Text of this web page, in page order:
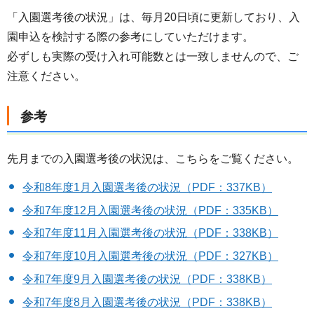
「入園選考後の状況」は、毎月20日頃に更新しており、入
園申込を検討する際の参考にしていただけます。
必ずしも実際の受け入れ可能数とは一致しませんので、ご
注意ください。
参考
先月までの入園選考後の状況は、こちらをご覧ください。
令和8年度1月入園選考後の状況（PDF：337KB）
令和7年度12月入園選考後の状況（PDF：335KB）
令和7年度11月入園選考後の状況（PDF：338KB）
令和7年度10月入園選考後の状況（PDF：327KB）
令和7年度9月入園選考後の状況（PDF：338KB）
令和7年度8月入園選考後の状況（PDF：338KB）